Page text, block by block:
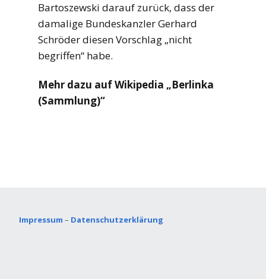
Bartoszewski darauf zurück, dass der
damalige Bundeskanzler Gerhard
Schröder diesen Vorschlag „nicht
begriffen“ habe.
Mehr dazu auf Wikipedia „Berlinka
(Sammlung)“
Impressum – Datenschutzerklärung